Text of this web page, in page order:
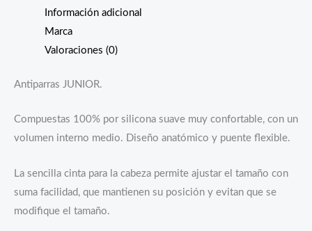
Información adicional
Marca
Valoraciones (0)
Antiparras JUNIOR.
Compuestas 100% por silicona suave muy confortable, con un
volumen interno medio. Diseño anatómico y puente flexible.
La sencilla cinta para la cabeza permite ajustar el tamaño con
suma facilidad, que mantienen su posición y evitan que se
modifique el tamaño.